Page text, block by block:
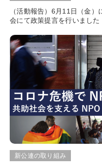
（活動報告）6月11日（金
会にて政策提言を行いました
新公連の取り組み